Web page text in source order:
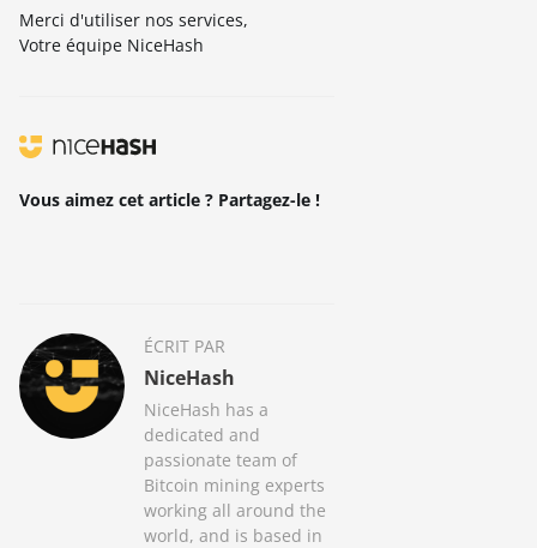
Merci d'utiliser nos services,
Votre équipe NiceHash
Vous aimez cet article ? Partagez-le !
ÉCRIT PAR
NiceHash
NiceHash has a
dedicated and
passionate team of
Bitcoin mining experts
working all around the
world, and is based in